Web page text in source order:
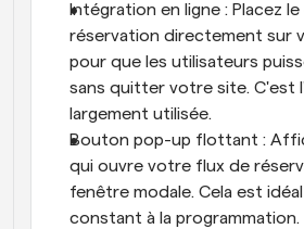
Intégration en ligne : Placez
réservation directement sur
pour que les utilisateurs
sans quitter votre site. C'est
largement utilisée.
Bouton pop-up flottant :
qui ouvre votre flux de
fenêtre modale. Cela est
constant à la programmation.